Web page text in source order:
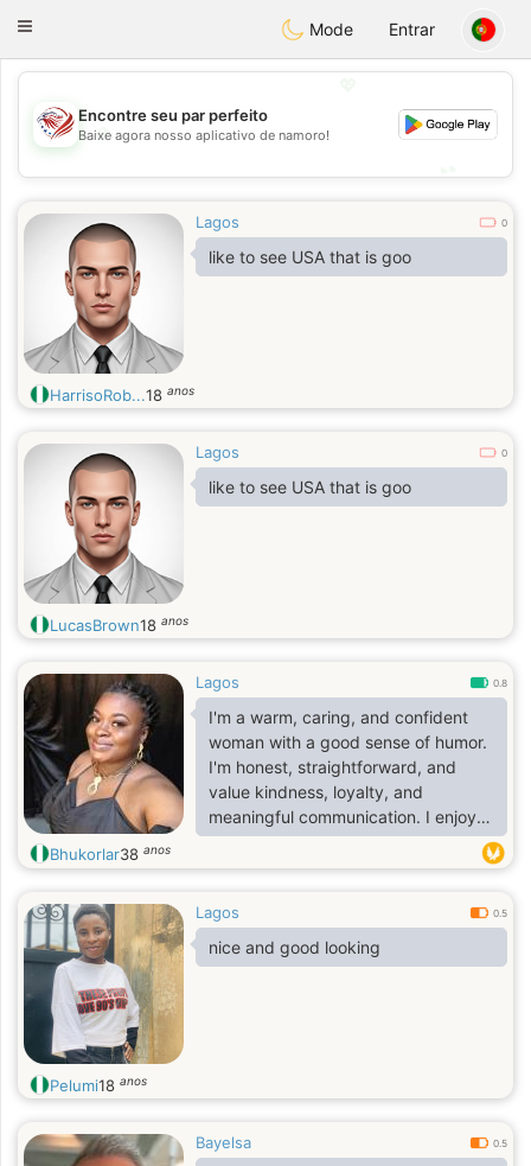
Dating
Toggle
Mode Entrar
💖
💕
Encontre seu par perfeito
Baixe agora nosso aplicativo de namoro!
Lagos 0
like to see USA that is goo
HarrisoRob...18 anos
Lagos 0
like to see USA that is goo
LucasBrown18 anos
Lagos 0.8
I'm a warm, caring, and confident
woman with a good sense of humor.
I'm honest, straightforward, and
value kindness, loyalty, and
meaningful communication. I enjoy
cooking, reading, and spending
quality time with the people I care
emotionally mature, and believe that
actions speak louder than words.
Bhukorlar38 anos
Lagos 0.5
nice and good looking
Pelumi18 anos
Bayelsa 0.5